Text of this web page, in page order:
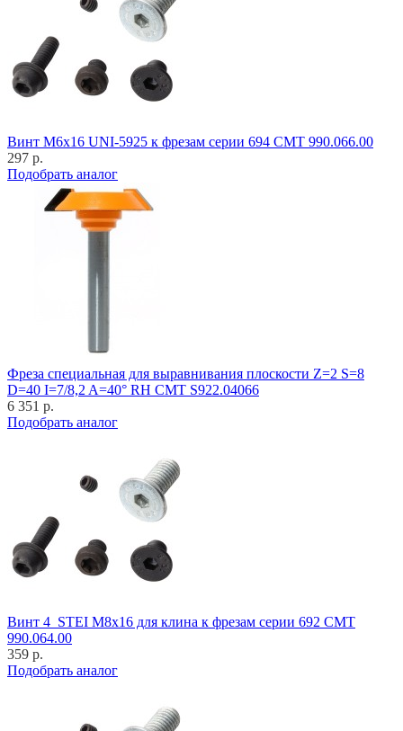
Винт M6x16 UNI-5925 к фрезам серии 694 CMT 990.066.00
297 р.
Подобрать аналог
Фреза специальная для выравнивания плоскости Z=2 S=8
D=40 I=7/8,2 A=40° RH CMT S922.04066
6 351 р.
Подобрать аналог
Винт 4_STEI M8x16 для клина к фрезам серии 692 CMT
990.064.00
359 р.
Подобрать аналог